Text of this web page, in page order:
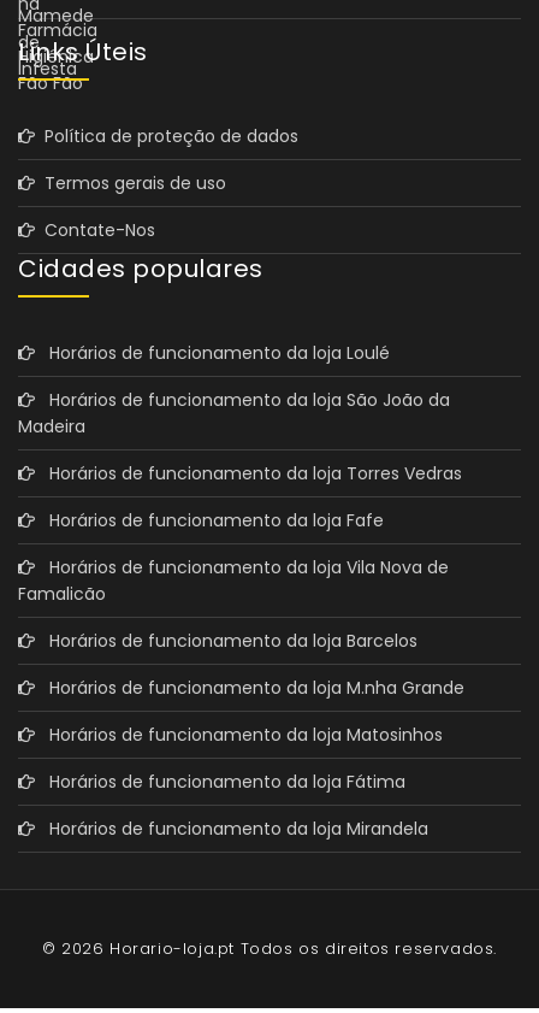
Links Úteis
Política de proteção de dados
Termos gerais de uso
Contate-Nos
Cidades populares
Horários de funcionamento da loja Loulé
Horários de funcionamento da loja São João da
Madeira
Horários de funcionamento da loja Torres Vedras
Horários de funcionamento da loja Fafe
Horários de funcionamento da loja Vila Nova de
Famalicão
Horários de funcionamento da loja Barcelos
Horários de funcionamento da loja M.nha Grande
Horários de funcionamento da loja Matosinhos
Horários de funcionamento da loja Fátima
Horários de funcionamento da loja Mirandela
© 2026 Horario-loja.pt Todos os direitos reservados.